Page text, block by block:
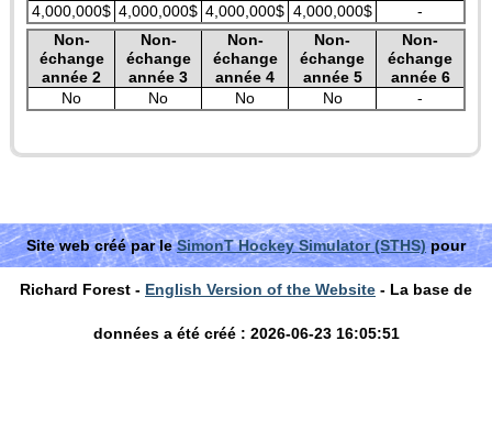
4,000,000$ 4,000,000$ 4,000,000$ 4,000,000$
-
Non-
échange
année 2
Non-
échange
année 3
Non-
échange
année 4
Non-
échange
année 5
Non-
échange
année 6
No
No No No -
Site web créé par leSimonT Hockey Simulator (STHS)pour
Richard Forest - English Version of the Website - La base de
données a été créé : 2026-06-23 16:05:51